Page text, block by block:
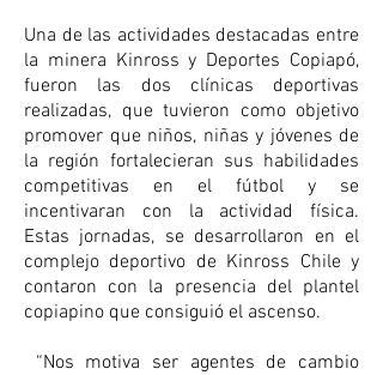
Una de las actividades destacadas entre
la minera Kinross y Deportes Copiapó,
fueron las dos clínicas deportivas
realizadas, que tuvieron como objetivo
promover que niños, niñas y jóvenes de
la región fortalecieran sus habilidades
competitivas en el fútbol y se
incentivaran con la actividad física.
Estas jornadas, se desarrollaron en el
complejo deportivo de Kinross Chile y
contaron con la presencia del plantel
copiapino que consiguió el ascenso.